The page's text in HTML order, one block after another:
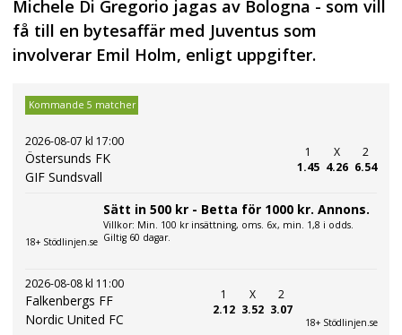
Michele Di Gregorio jagas av Bologna - som vill
få till en bytesaffär med Juventus som
involverar Emil Holm, enligt uppgifter.
Kommande 5 matcher
2026-08-07 kl 17:00
Östersunds FK
GIF Sundsvall
1
1.45
X
4.26
2
6.54
18+ Stödlinjen.se
Sätt in 500 kr - Betta för 1000 kr. Annons.
Villkor: Min. 100 kr insättning, oms. 6x, min. 1,8 i odds.
Giltig 60 dagar.
2026-08-08 kl 11:00
Falkenbergs FF
Nordic United FC
1
2.12
X
3.52
2
3.07
18+ Stödlinjen.se